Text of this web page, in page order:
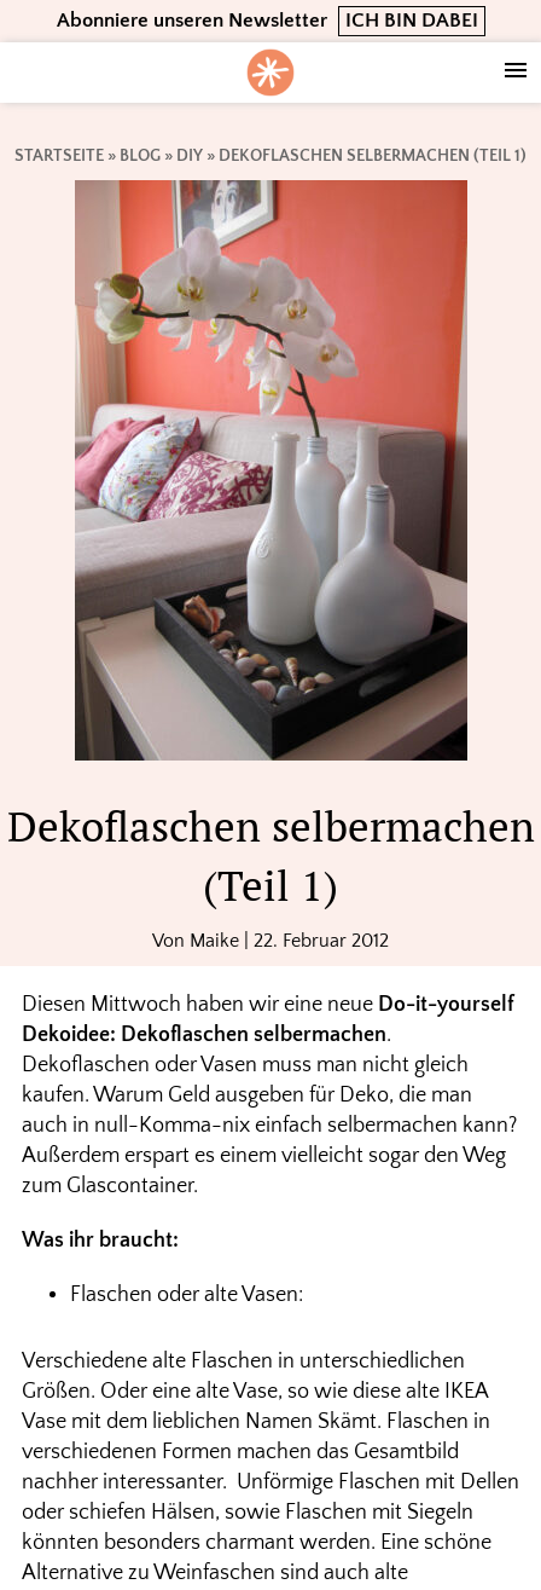
to
navigation
to
content
to
Abonniere unseren Newsletter ICH BIN DABEI
STARTSEITE » BLOG » DIY » DEKOFLASCHEN SELBERMACHEN (TEIL 1)
Dekoflaschen selbermachen
(Teil 1)
Von Maike 22. Februar 2012
Diesen Mittwoch haben wir eine neue Do-it-yourself
Dekoidee: Dekoflaschen selbermachen.
Dekoflaschen oder Vasen muss man nicht gleich
kaufen. Warum Geld ausgeben für Deko, die man
auch in null-Komma-nix einfach selbermachen kann?
Außerdem erspart es einem vielleicht sogar den Weg
zum Glascontainer.
Was ihr braucht:
Flaschen oder alte Vasen:
Verschiedene alte Flaschen in unterschiedlichen
Größen. Oder eine alte Vase, so wie diese alte IKEA
Vase mit dem lieblichen Namen Skämt. Flaschen in
verschiedenen Formen machen das Gesamtbild
nachher interessanter. Unförmige Flaschen mit Dellen
oder schiefen Hälsen, sowie Flaschen mit Siegeln
könnten besonders charmant werden. Eine schöne
Alternative zu Weinfaschen sind auch alte